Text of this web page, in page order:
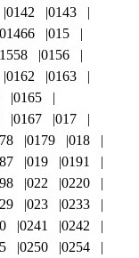
0142
0143
01466
015
0156
0162
0163
0165
0167
017
0179
018
019
0191
022
0220
023
0233
0241
0242
0250 0254